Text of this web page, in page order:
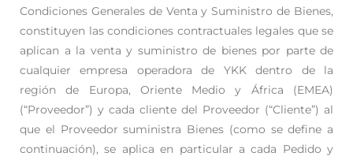
Condiciones Generales de Venta y Suministro de Bienes,
constituyen las condiciones contractuales legales que se
aplican a la venta y suministro de bienes por parte de
cualquier empresa operadora de YKK dentro de la
regiónde Europa, Oriente Medio y África (EMEA)
(“Proveedor”) y cada cliente del Proveedor (“Cliente”) al
que el Proveedor suministra Bienes (como se define a
continuación), se aplica en particular a cada Pedido y